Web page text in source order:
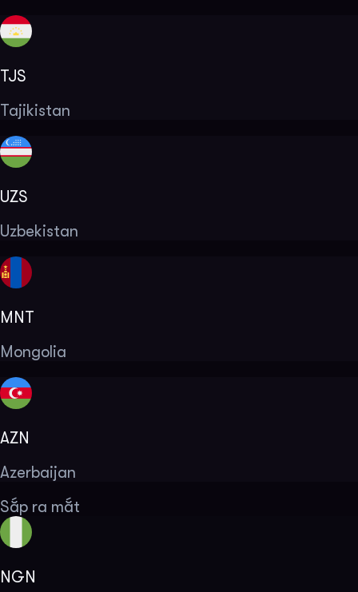
TJS
Tajikistan
UZS
Uzbekistan
MNT
Mongolia
AZN
Azerbaijan
Sắp ra mắt
NGN